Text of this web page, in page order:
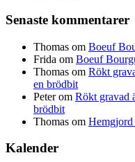
Senaste kommentarer
Thomas om Boeuf
Frida om Boeuf
Thomas om Rökt
en brödbit
Peterom Rökt gravad
brödbit
Thomas om Hemgjord
Kalender